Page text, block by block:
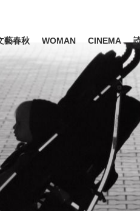
ビジネス イ
藝春秋 WOMAN CINEMA
#森岡毅 #城彰二 #内田有紀